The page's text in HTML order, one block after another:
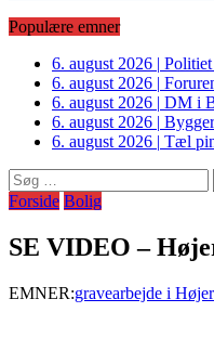
Populære emner
6. august 2026 |
6. august 2026 |
6. august 2026 | DM i
6. august 2026 |
6. august 2026 | Tæl
Søg
efter:
Forside Bolig
SE VIDEO –
EMNER:gravearbejde i Højer